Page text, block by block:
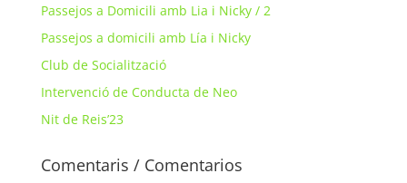
Passejos a Domicili amb Lia i Nicky / 2
Passejos a domicili amb Lía i Nicky
Club de Socialització
Intervenció de Conducta de Neo
Nit de Reis’23
Comentaris / Comentarios